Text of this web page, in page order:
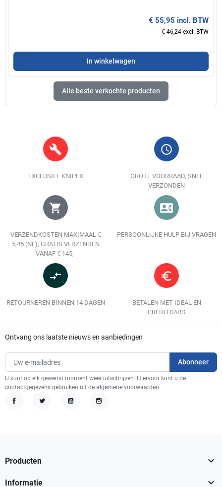
€ 55,95 incl. BTW
€ 46,24 excl. BTW
In winkelwagen
Alle beste verkochte producten
build
EXCLUSIEF KNIPEX
query_builder
GROTE VOORRAAD, SNEL
VERZONDEN
shopping_cart
VERZENDKOSTEN MAXIMAAL €
5,45 (NL), GRATIS VERZENDEN
VANAF € 145,-
contact_phone
PERSOONLIJKE HULP BIJ VRAGEN
compare_arrows
RETOURNEREN BINNEN 14 DAGEN
euro_symbol
BETALEN MET IDEAL EN
CREDITCARD
Ontvang ons laatste nieuws en aanbiedingen
U kunt op elk gewenst moment weer uitschrijven. Hiervoor kunt u de
contactgegevens gebruiken uit de algemene voorwaarden.
Producten 
Informatie 